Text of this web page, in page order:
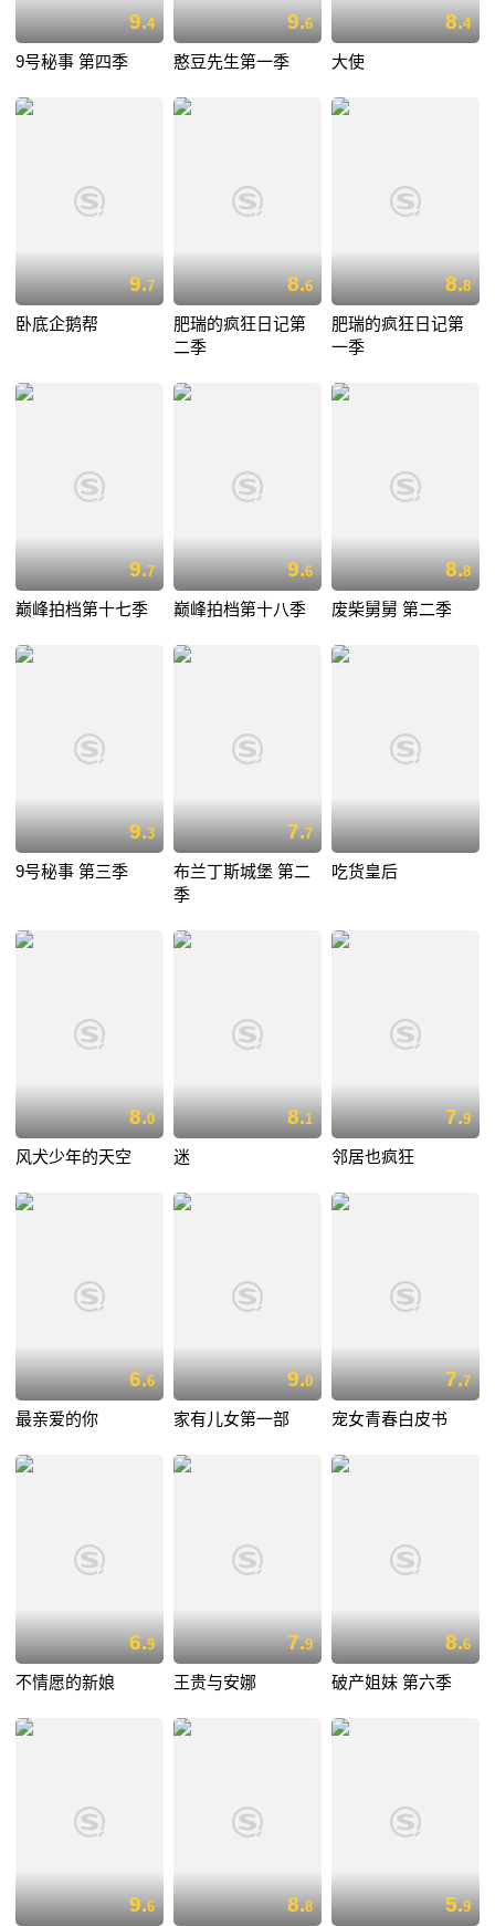
9.4
9号秘事 第四季
9.6
憨豆先生第一季
8.4
大使
9.7
卧底企鹅帮
8.6
肥瑞的疯狂日记第
二季
8.8
肥瑞的疯狂日记第
一季
9.7
巅峰拍档第十七季
9.6
巅峰拍档第十八季
8.8
废柴舅舅 第二季
9.3
9号秘事 第三季
7.7
布兰丁斯城堡 第二
季
吃货皇后
8.0
风犬少年的天空
8.1
迷
7.9
邻居也疯狂
6.6
最亲爱的你
9.0
家有儿女第一部
7.7
宠女青春白皮书
6.9
不情愿的新娘
7.9
王贵与安娜
8.6
破产姐妹 第六季
9.6 8.8 5.9